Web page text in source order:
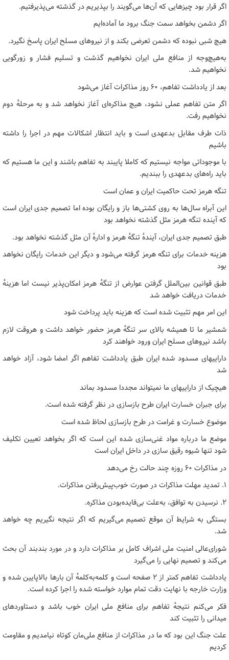
اگر قرار بود چیزهایی که آن‌ها می‌گویند را بپذیریم در گذشته می‌پذیرفتیم.
اگر دشمن بخواهد سمت جنگ برود ما آماده‌ایم
هیچ شبی نبوده که دشمن تعرضی بکند و از نیروهای مسلح ایران پاسخ نگیرد.
به‌هیچ‌وجه از منافع ملی ایران نخواهیم گذشت و تسلیم فشار و زورگویی
نخواهیم شد.
بعد از یادداشت تفاهم، ۶۰ روز مذاکرات آغاز می‌شود
اگر متن تفاهم عملی نشود، هیچ مذاکره‌ای آغاز نخواهد شد و به مرحلهٔ دوم
نخواهیم رفت‌.
ذات طرف مقابل بدعهدی است و باید انتظار اشکالات مهم در اجرا را داشته
باشیم
با موجوداتی مواجه نیستیم که کاملا پایبند به تفاهم باشند و این ما هستیم که
باید راه‌های بدعهدی را ببندیم.
تنگه هرمز تحت حاکمیت ایران و عمان است
این آبراه سال‌ها به روی کشتی‌ها باز و رایگان بوده اما تصمیم جدی ایران است
که آینده تنگه هرمز مثل گذشته نخواهد بود
طبق تصمیم جدی ایران، آیندهٔ تنگهٔ هرمز و ادارهٔ آن مثل گذشته نخواهد بود.
هزینه خدمات برای تنگه هرمز گرفته می‌شود و دیگر این خدمات رایگان نخواهد
بود
طبق قوانین بین‌الملل گرفتن عوارض از تنگهٔ هرمز امکان‌پذیر نیست اما هزینهٔ
خدمات دریافت خواهد شد
این امر مهم تثبیت شده است که هزینه باید پرداخت شود
شمشیر ما تا همیشه بالای سر تنگهٔ هرمز حضور خواهد داشت و هروقت لازم
باشد نیروهای مسلح ایران ورود خواهند کرد
داراییهای مسدود شده ایران طبق یادداشت تفاهم اگر امضا شود، آزاد خواهد
شد
هیچیک از داراییهای ما نمیتواند مجددا مسدود بماند
برای جبران خسارت ایران طرح بازسازی در نظر گرفته شده است.
موضوع خسارت و غرامت در طرح بازسازی لحاظ شده است
موضع ما درباره مواد غنی‌سازی شده این است که اگر بخواهد تعیین تکلیف
شود تنها شیوه رقیق سازی در داخل ایران است
در مذاکرات ۶۰ روزه چند حالت رخ می‌دهد
۱. تمدید مهلت مذاکرات در صورت خوب‌پیش‌رفتن مذاکرات.
۲. نرسیدن به توافق، به‌علت بی‌فایده‌بودن مذاکره‌.
بستگی به شرایط آن موقع تصمیم می‌گیریم که اگر نتیجه نگیریم چه خواهد
شد.
شورای‌عالی امنیت ملی اشراف کامل بر مذاکرات دارد و در مورد بندبند آن بحث
می‌کند و تصمیم نهایی را می‌گیرد
یادداشت تفاهم کمتر از ۲ صفحه است و کلمه‌به‌کلمهٔ آن بارها بالاپایین شده و
وزارت خارجه با نهایت دقت تمام موارد خواسته شده را اجرا کرده است.
فکر می‌کنم نتیجهٔ تفاهم برای منافع ملی ایران خوب باشد و دستاوردهای
میدانی را تثبیت کند
علت جنگ این بود که ما در مذاکرات از منافع‌ ملی‌مان کوتاه نیامدیم و مقاومت
کردیم